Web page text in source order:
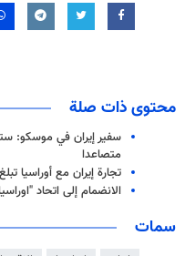
محتوى ذات صلة
سفير إيران في موسكو:
متصاعدا
تجارة إيران مع أوراسيا تبلغ أكثر من
الانضمام إلى اتحاد
سمات